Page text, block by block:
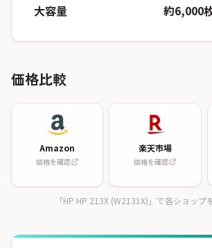
大容量 約6,000
価格比較
Amazon
価格を確認
楽天市場
価格を確認
「HP HP 213X (W2131X)」で各ショップ